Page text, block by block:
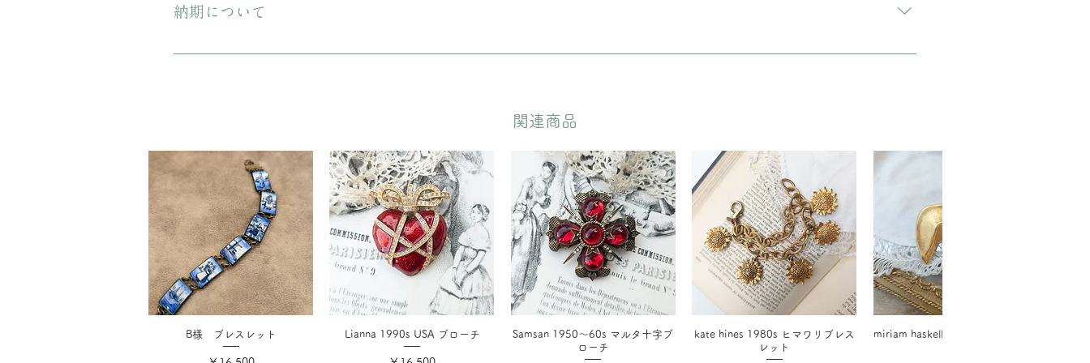
納期について
ご注文から配送までに1-3営業日ほどいただきます。
​関連商品
B様 ブレスレット Lianna 1990s USA ブローチ
Samsan 1950〜60s マルタ十字ブ
ローチ
kate hines 1980s ヒマワリブレス
レット
miriam haskellフォーチュンクッキ